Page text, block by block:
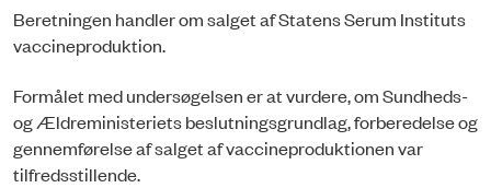
Beretningen handler om salget af Statens Serum Instituts
vaccineproduktion.
Formålet med undersøgelsen er at vurdere, om Sundheds-
og Ældreministeriets beslutningsgrundlag, forberedelse og
gennemførelse af salget af vaccineproduktionen var
tilfredsstillende.